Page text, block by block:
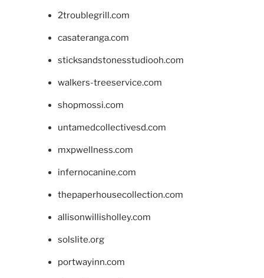
2troublegrill.com
casateranga.com
sticksandstonesstudiooh.com
walkers-treeservice.com
shopmossi.com
untamedcollectivesd.com
mxpwellness.com
infernocanine.com
thepaperhousecollection.com
allisonwillisholley.com
solslite.org
portwayinn.com